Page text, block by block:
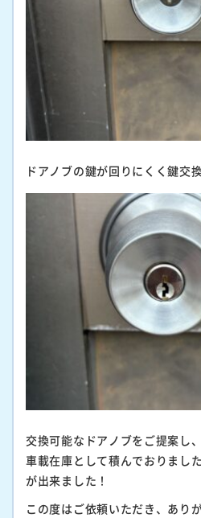
ドアノブの鍵が回りにくく鍵交
交換可能なドアノブをご提案し、
車載在庫として積んでおりまし
が出来ました！
この度はご依頼いただき、あり